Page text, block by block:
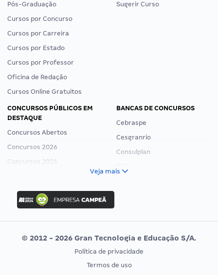
Pós-Graduação
Cursos por Concurso
Cursos por Carreira
Cursos por Estado
Cursos por Professor
Oficina de Redação
Cursos Online Gratuitos
Sugerir Curso
CONCURSOS PÚBLICOS EM
DESTAQUE
Concursos Abertos
Concursos 2026
Concursos 2025
Concurso Ibama
Concurso MPU
Editais publicados
BANCAS DE CONCURSOS
Cebraspe
Cesgranrio
Consulplan
Vunesp
CONCURSOS POR PROFISSÃO
EXAME DE ORDEM
Veja mais
© 2012 - 2026 Gran Tecnologia e Educação S/A.
Política de privacidade
Termos de uso